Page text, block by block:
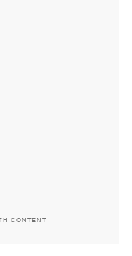
CONTENT